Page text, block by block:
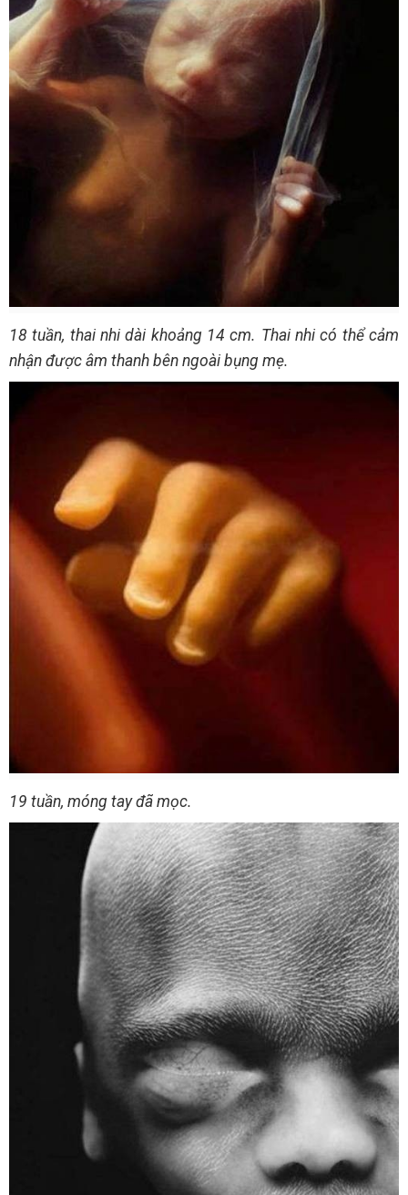
18 tuần, thai nhi dài khoảng 14 cm. Thai nhi có thể cảm
nhận được âm thanh bên ngoài bụng mẹ.
19 tuần, móng tay đã mọc.